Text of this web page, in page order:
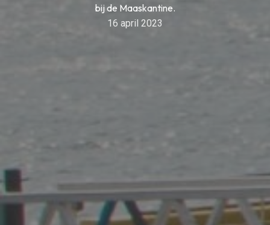
bij de Maaskantine.
16 april 2023